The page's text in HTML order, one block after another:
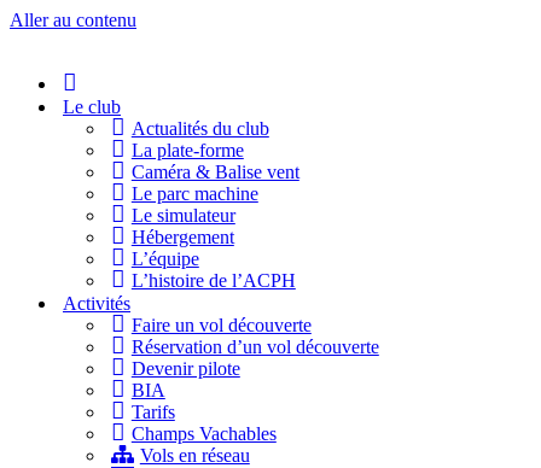
Aller au contenu
Le club
Actualités du club
La plate-forme
Caméra & Balise vent
Le parc machine
Le simulateur
Hébergement
L’équipe
L’histoire de l’ACPH
Activités
Faire un vol découverte
Réservation d’un vol découverte
Devenir pilote
BIA
Tarifs
Champs Vachables
Vols en réseau